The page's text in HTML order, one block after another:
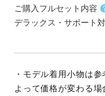
ご購入フルセット内容
デラックス・サポート
・モデル着用小物は
よって価格が変わる場